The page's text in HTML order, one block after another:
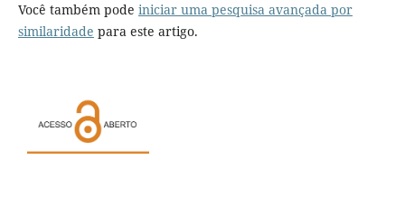
Você também pode iniciar uma pesquisa avançada por
similaridade para este artigo.